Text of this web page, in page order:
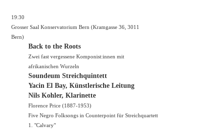
19:30
Grosser Saal Konservatorium Bern (Kramgasse 36, 3011
Bern)
Back to the Roots
Zwei fast vergessene Komponist:innen mit
afrikanischen Wurzeln
Soundeum Streichquintett
Yacin El Bay, Künstlerische Leitung
Nils Kohler, Klarinette
Florence Price (1887-1953)
Five Negro Folksongs in Counterpoint für Streichquartett
1. "Calvary"